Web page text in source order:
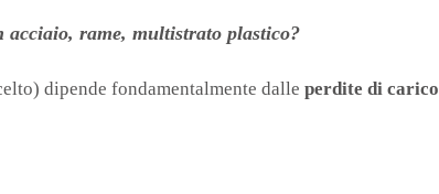
rame, multistrato plastico?
dipende fondamentalmente dalle perdite di carico